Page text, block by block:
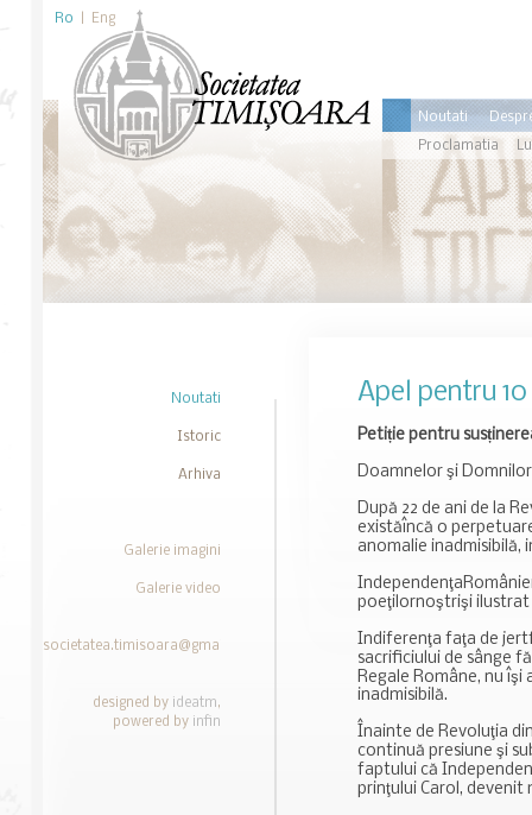
Ro Eng
Noutati
Proclamatia
Noutati
Istoric
Arhiva
Galerie imagini
Galerie video
societatea.timisoara@gmail.com
designed by ideatm,
powered by infin
Apel pentru
Petiție pentru
Doamnelor şi
După 22 de ani de la
existăîncă o
anomalie inadmisibilă,
poeţilornoştrişi ilustrat
Indiferenţa faţa de
sacrificiului de sânge
Regale Române, nu
inadmisibilă.
Înainte de Revoluţia
continuă presiune şi
faptului că
prinţului Carol, devenit